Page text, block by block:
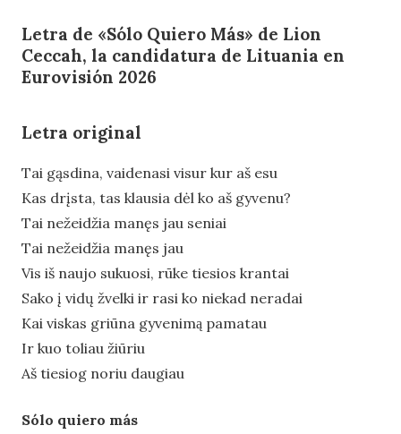
Letra de «Sólo Quiero Más» de Lion
Ceccah, la candidatura de Lituania en
Eurovisión 2026
Letra original
Tai gąsdina, vaidenasi visur kur aš esu
Kas drįsta, tas klausia dėl ko aš gyvenu?
Tai nežeidžia manęs jau seniai
Tai nežeidžia manęs jau
Vis iš naujo sukuosi, rūke tiesios krantai
Sako į vidų žvelki ir rasi ko niekad neradai
Kai viskas griūna gyvenimą pamatau
Ir kuo toliau žiūriu
Aš tiesiog noriu daugiau
Sólo quiero más